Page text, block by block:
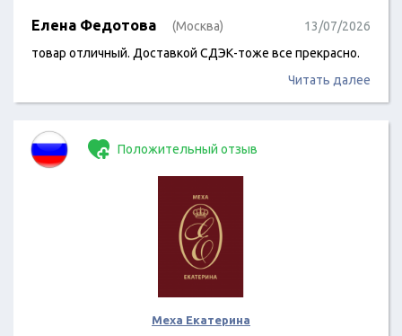
Елена Федотова (Москва)
13/07/2026
товар отличный. Доставкой СДЭК-тоже все прекрасно.
Читать далее
Положительный отзыв
Меха Екатерина